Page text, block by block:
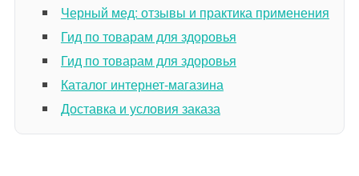
Черный мед: отзывы и практика применения
Гид по товарам для здоровья
Гид по товарам для здоровья
Каталог интернет-магазина
Доставка и условия заказа